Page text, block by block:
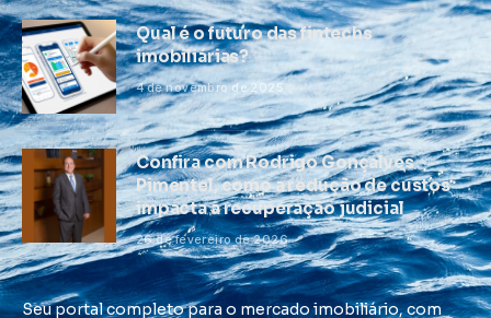
Qual é o futuro das fintechs
imobiliárias?
4 de novembro de 2025
Confira com Rodrigo Gonçalves
Pimentel, como a redução de custos
impacta a recuperação judicial
26 de fevereiro de 2026
Seu portal completo para o mercado imobiliário, com